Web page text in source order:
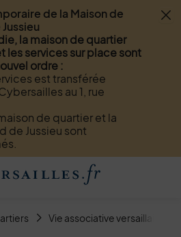
de la Maison de
la maison de quartier
les services sur place sont
ordre :
est transférée
au 1, rue
de quartier et la
de Jussieu sont
Retour à l'accueil
Vie associative versaillaise